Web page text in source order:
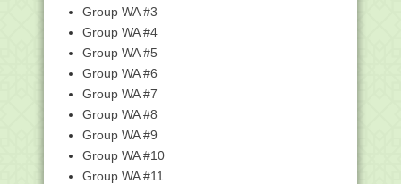
Umrah saat Pendemi : Sekali Umrah,
Sekali Salat di...
RPP 1 Lembar Fikih Madrasah
Ibtidaiyah (MI) Terbar...
Soal Latihan mengenai "Haid, Ihtilam
dan Mandi Waj...
Pemberitahuan Kegiatan Pelatihan
Calon FASDA Jenja...
Kemenag Bekali Guru Madrasah
Kemampuan Penulisan J...
Group WA #3
Group WA #4
Group WA #5
Group WA #6
Group WA #7
Group WA #8
Group WA #9
Group WA #10
Group WA #11